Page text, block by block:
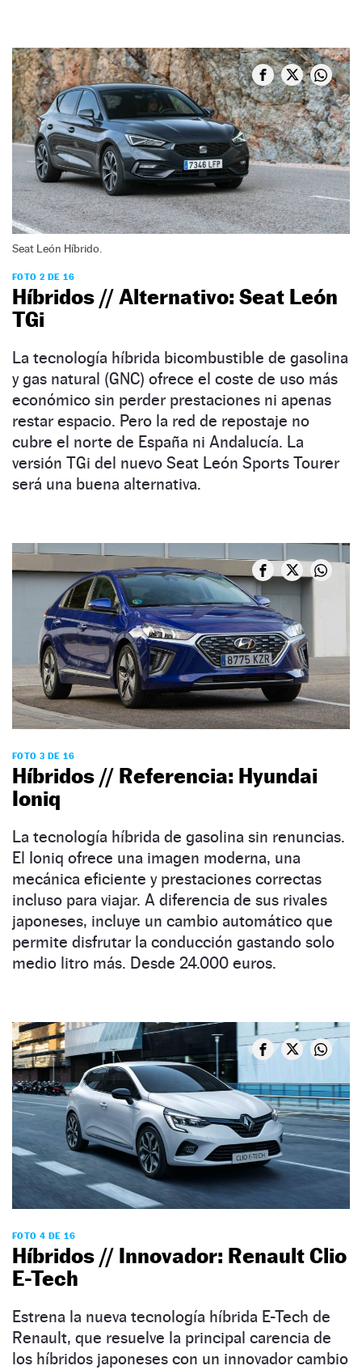
Seat León Híbrido.
FOTO 2 DE 16
Híbridos // Alternativo: Seat León
TGi
La tecnología híbrida bicombustible de gasolina
y gas natural (GNC) ofrece el coste de uso más
económico sin perder prestaciones ni apenas
restar espacio. Pero la red de repostaje no
cubre el norte de España ni Andalucía. La
versión TGi del nuevo Seat León Sports Tourer
será una buena alternativa.
FOTO 3 DE 16
Híbridos // Referencia: Hyundai
Ioniq
La tecnología híbrida de gasolina sin renuncias.
El Ioniq ofrece una imagen moderna, una
mecánica eficiente y prestaciones correctas
incluso para viajar. A diferencia de sus rivales
japoneses, incluye un cambio automático que
permite disfrutar la conducción gastando solo
medio litro más. Desde 24.000 euros.
FOTO 4 DE 16
Híbridos // Innovador: Renault Clio
E-Tech
Estrena la nueva tecnología híbrida E-Tech de
Renault, que resuelve la principal carencia de
los híbridos japoneses con un innovador cambio